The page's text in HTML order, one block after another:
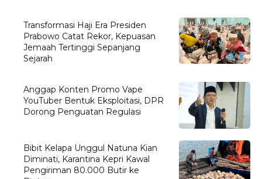
Transformasi Haji Era Presiden
Prabowo Catat Rekor, Kepuasan
Jemaah Tertinggi Sepanjang
Sejarah
Anggap Konten Promo Vape
YouTuber Bentuk Eksploitasi, DPR
Dorong Penguatan Regulasi
Bibit Kelapa Unggul Natuna Kian
Diminati, Karantina Kepri Kawal
Pengiriman 80.000 Butir ke